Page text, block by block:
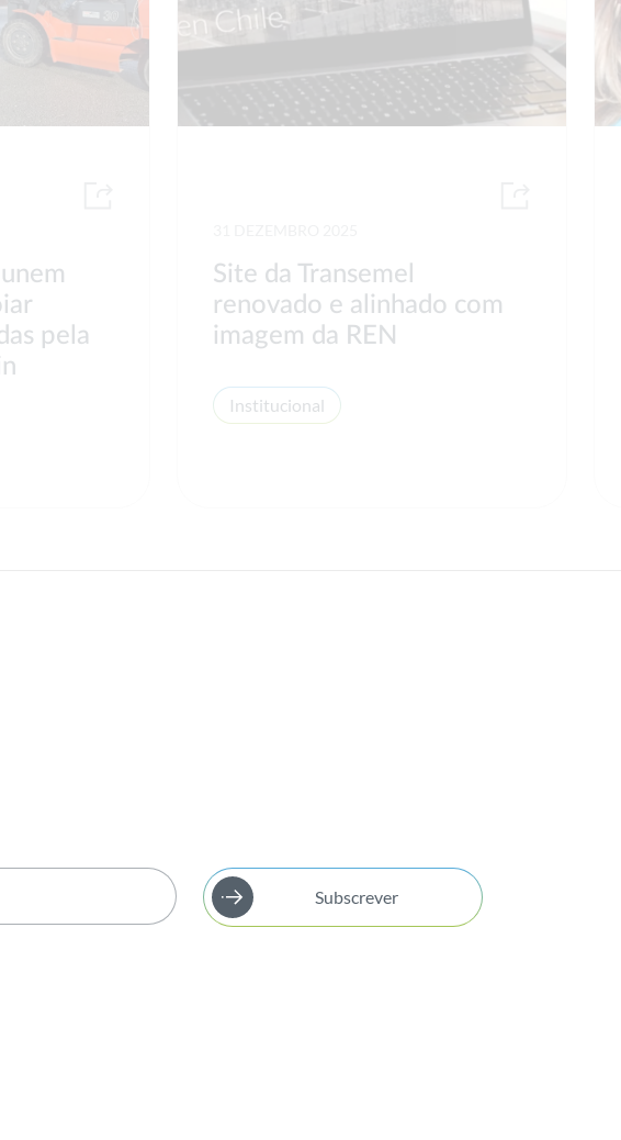
pela
Site da Transemel
renovado e alinhado com
imagem da REN
Institucional
Subscrever